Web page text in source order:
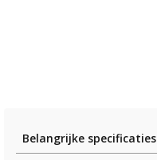
Belangrijke specificaties